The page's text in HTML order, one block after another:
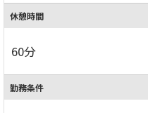
休憩時間
60分
勤務条件